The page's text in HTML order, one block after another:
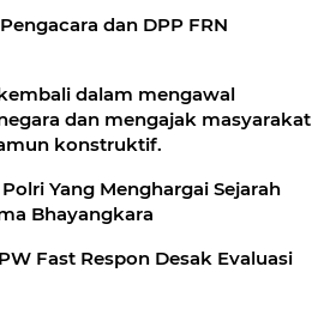
dan DPP FRN
dalam mengawal
dan mengajak masyarakat
konstruktif.
Yang Menghargai Sejarah
Bhayangkara
Fast Respon Desak Evaluasi